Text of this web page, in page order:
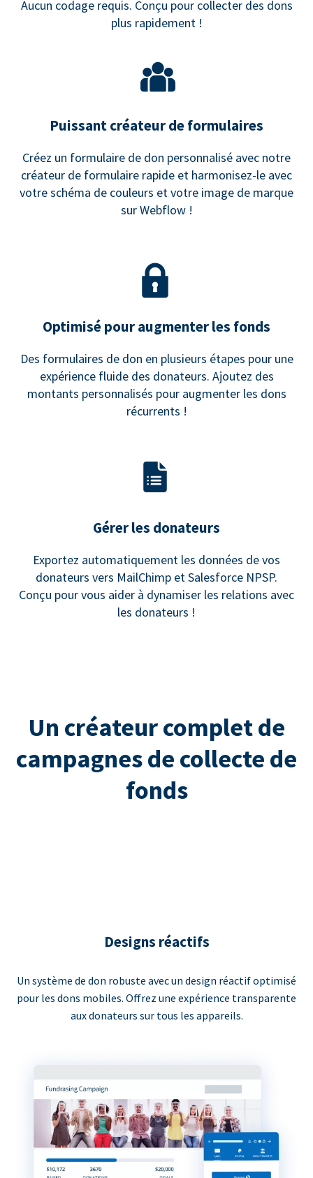
Aucun codage requis. Conçu pour collecter des dons
plus rapidement !
Puissant créateur de formulaires
Créez un formulaire de don personnalisé avec notre
créateur de formulaire rapide et harmonisez-le avec
votre schéma de couleurs et votre image de marque
sur Webflow !
Optimisé pour augmenter les fonds
Des formulaires de don en plusieurs étapes pour une
expérience fluide des donateurs. Ajoutez des
montants personnalisés pour augmenter les dons
récurrents !
Gérer les donateurs
Exportez automatiquement les données de vos
donateurs vers MailChimp et Salesforce NPSP.
Conçu pour vous aider à dynamiser les relations avec
les donateurs !
Un créateur complet de
campagnes de collecte de
fonds
Designs réactifs
Un système de don robuste avec un design réactif optimisé
pour les dons mobiles. Offrez une expérience transparente
aux donateurs sur tous les appareils.